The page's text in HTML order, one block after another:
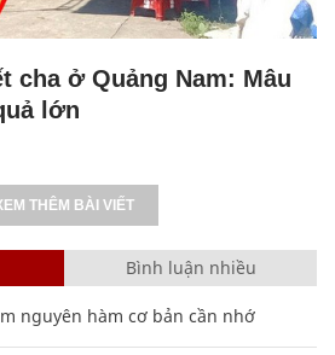
cha ở Quảng Nam: Mâu
lớn
THÊM BÀI VIẾT
Bình luận nhiều
nguyên hàm cơ bản cần nhớ